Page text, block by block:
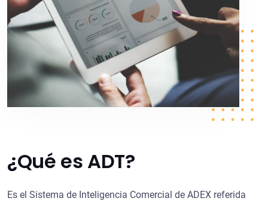
¿Qué es ADT?
Es el Sistema de Inteligencia Comercial de ADEX referida